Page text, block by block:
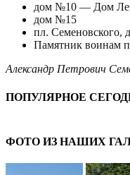
дом №10 — Дом
дом №15
пл. Семеновского,
Памятник воинам
Александр Петрович
ПОПУЛЯРНОЕ
ФОТО ИЗ НАШИХ